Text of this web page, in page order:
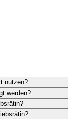
nutzen?
werden?